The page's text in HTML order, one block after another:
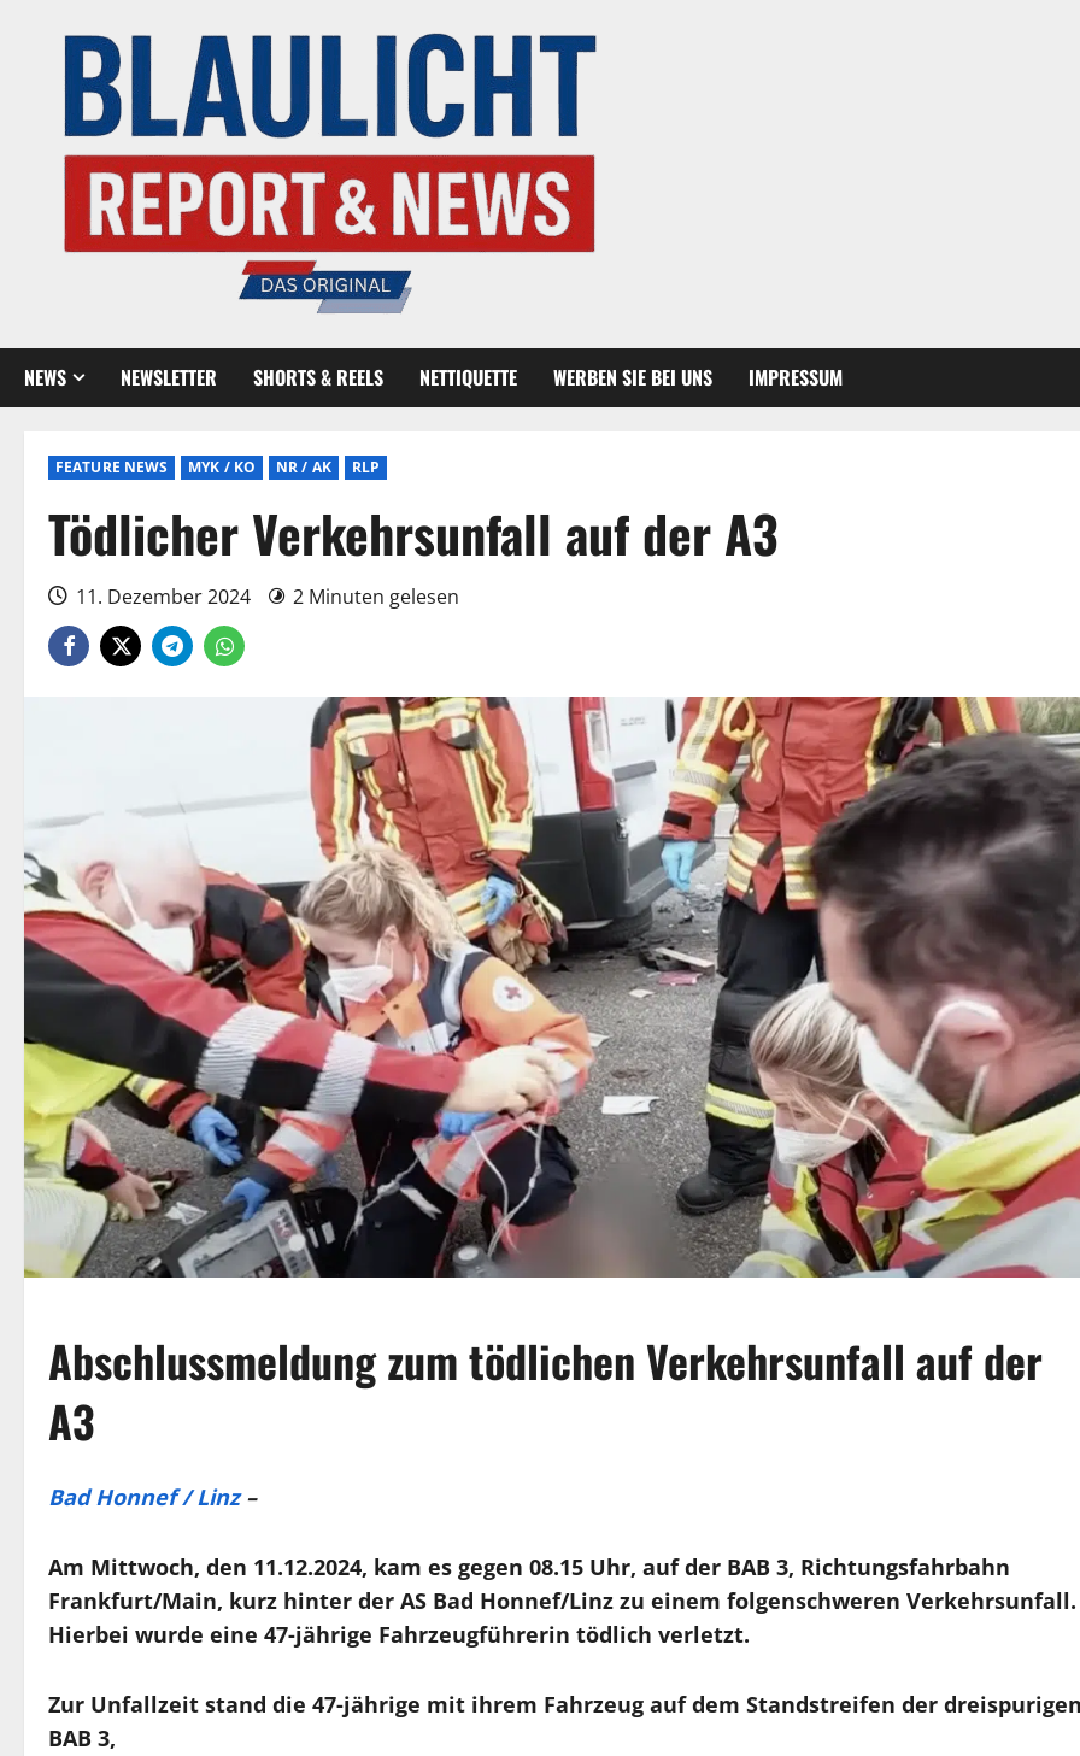
NEWS NEWSLETTER SHORTS & REELS NETTIQUETTE WERBEN SIE BEI UNS IMPRESSUM
FEATURE NEWS MYK / KO NR / AK RLP
Tödlicher Verkehrsunfall auf der A3
11. Dezember 2024 2 Minuten gelesen
Abschlussmeldung zum tödlichen Verkehrsunfall auf der
A3
Bad Honnef / Linz–
Am Mittwoch, den 11.12.2024, kam es gegen 08.15 Uhr, auf der BAB 3, Richtungsfahrbahn
Frankfurt/Main, kurz hinter der AS Bad Honnef/Linz zu einem folgenschweren Verkehrsunfall.
Hierbei wurde eine 47-jährige Fahrzeugführerin tödlich verletzt.
Zur Unfallzeit stand die 47-jährige mit ihrem Fahrzeug auf dem Standstreifen der
BAB 3,